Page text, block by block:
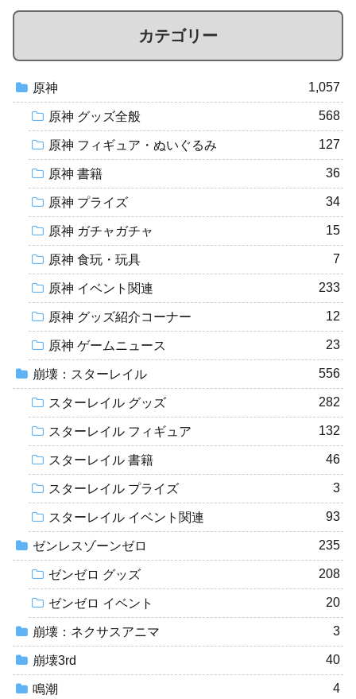
カテゴリー
原神 1,057
原神 グッズ全般 568
原神 フィギュア・ぬいぐるみ 127
原神 書籍 36
原神 プライズ 34
原神 ガチャガチャ 15
原神 食玩・玩具 7
原神 イベント関連 233
原神 グッズ紹介コーナー 12
原神 ゲームニュース 23
崩壊：スターレイル 556
スターレイル グッズ 282
スターレイル フィギュア 132
スターレイル 書籍 46
スターレイル プライズ 3
スターレイル イベント関連 93
ゼンレスゾーンゼロ 235
ゼンゼロ グッズ 208
ゼンゼロ イベント 20
崩壊：ネクサスアニマ 3
崩壊3rd 40
鳴潮 4